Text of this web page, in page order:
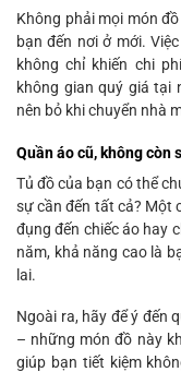
Không phải mọi món
bạn đến nơi ở mới.
không chỉ khiến chi
không gian quý giá tại
nên bỏ khi chuyển nhà
Quần áo cũ, không còn
Tủ đồ của bạn có thể
sự cần đến tất cả? Một
đụng đến chiếc áo hay
năm, khả năng cao là
lai.
Ngoài ra, hãy để ý đến
– những món đồ này
giúp bạn tiết kiệm